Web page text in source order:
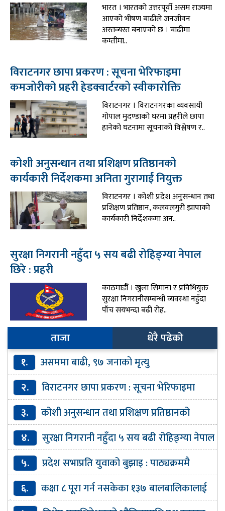
भारत । भारतको उत्तरपूर्वी असम राज्यमा
आएको भीषण बाढीले जनजीवन
अस्तव्यस्त बनाएको छ । बाढीमा
कम्तीमा..
विराटनगर छापा प्रकरण : सूचना भेरिफाइमा
कमजोरीकाे प्रहरी हेडक्वार्टरको स्वीकारोक्ति
विराटनगर । विराटनगरका व्यवसायी
गोपाल मुदण्डाको घरमा प्रहरीले छापा
हानेको घटनामा सूचनाको विश्लेषण र..
कोशी अनुसन्धान तथा प्रशिक्षण प्रतिष्ठानको
कार्यकारी निर्देशकमा अनिता गुरागाईं नियुक्त
विराटनगर । कोशी प्रदेश अनुसन्धान तथा
प्रशिक्षण प्रतिष्ठान, कलवलगुरी झापाको
कार्यकारी निर्देशकमा अन..
सुरक्षा निगरानी नहुँदा ५ सय बढी रोहिङ्ग्या नेपाल
छिरे : प्रहरी
काठमाडौँ । खुला सिमाना र प्रविधियुक्त
सुरक्षा निगरानीसम्बन्धी व्यवस्था नहुँदा
पाँच सयभन्दा बढी रोह..
ताजा
धेरै पढेको
१.
असममा बाढी, ९७ जनाको मृत्यु
२.
विराटनगर छापा प्रकरण : सूचना भेरिफाइमा
कमजोरीकाे प्रहरी हेडक्वार्टरको स्वीकारोक्ति
३.
कोशी अनुसन्धान तथा प्रशिक्षण प्रतिष्ठानको
कार्यकारी निर्देशकमा अनिता गुरागाईं नियुक्त
४.
सुरक्षा निगरानी नहुँदा ५ सय बढी रोहिङ्ग्या नेपाल
छिरे : प्रहरी
५.
प्रदेश सभाप्रति युवाको बुझाइ : पाठ्यक्रममै
कानुनका आधारभूत विषय समेट्न सुझाव
६.
कक्षा ८ पूरा गर्न नसकेका १३७ बालबालिकालाई
वैकल्पिक शिक्षा